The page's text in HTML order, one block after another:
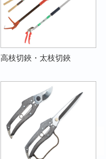
高枝切鋏・太枝切鋏